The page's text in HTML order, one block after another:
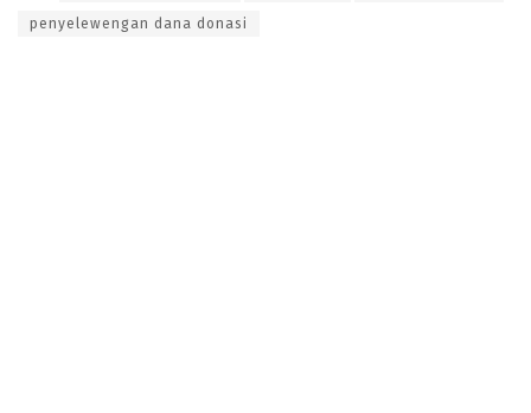
penyelewengan dana donasi